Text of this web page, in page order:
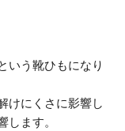
いう靴ひもになり
けにくさに影響し
します。